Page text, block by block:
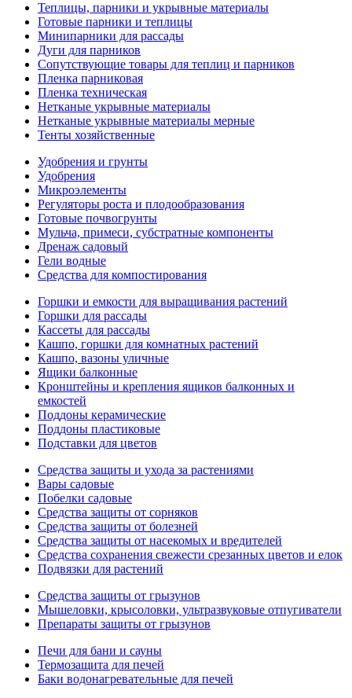
Теплицы, парники и укрывные материалы
Готовые парники и теплицы
Минипарники для рассады
Дуги для парников
Сопутствующие товары для теплиц и парников
Пленка парниковая
Пленка техническая
Нетканые укрывные материалы
Нетканые укрывные материалы мерные
Тенты хозяйственные
Удобрения и грунты
Удобрения
Микроэлементы
Регуляторы роста и плодообразования
Готовые почвогрунты
Мульча, примеси, субстратные компоненты
Дренаж садовый
Гели водные
Средства для компостирования
Горшки и емкости для выращивания растений
Горшки для рассады
Кассеты для рассады
Кашпо, горшки для комнатных растений
Кашпо, вазоны уличные
Ящики балконные
Кронштейны и крепления ящиков балконных и
емкостей
Поддоны керамические
Поддоны пластиковые
Подставки для цветов
Средства защиты и ухода за растениями
Вары садовые
Побелки садовые
Средства защиты от сорняков
Средства защиты от болезней
Средства защиты от насекомых и вредителей
Средства сохранения свежести срезанных цветов и елок
Подвязки для растений
Средства защиты от грызунов
Мышеловки, крысоловки, ультразвуковые отпугиватели
Препараты защиты от грызунов
Печи для бани и сауны
Термозащита для печей
Баки водонагревательные для печей